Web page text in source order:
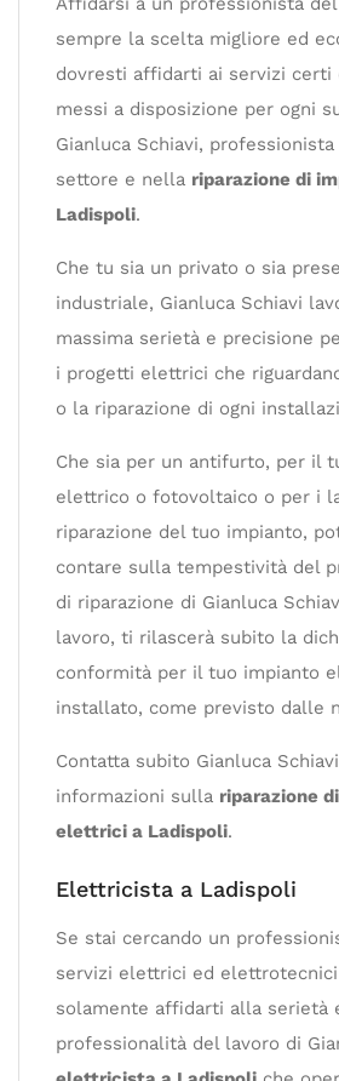
sempre la scelta migliore ed
dovresti affidarti ai servizi certi
messi a disposizione per ogni
Gianluca Schiavi,
settore e nella riparazione di
Ladispoli.
Che tu sia un privato o sia
industriale, Gianluca Schiavi
massima serietà e precisione
i progetti elettrici che
o la riparazione di ogni
Che sia per un antifurto, per il
elettrico o fotovoltaico o per i
riparazione del tuo impianto,
contare sulla tempestività del
di riparazione di Gianluca
lavoro, ti rilascerà subito la
conformità per il tuo impianto
installato, come previsto dalle
Contatta subito Gianluca
informazioni sulla riparazione
elettrici a Ladispoli.
Elettricista a Ladispoli
Se stai cercando un
servizi elettrici ed
solamente affidarti alla serietà
professionalità del lavoro di